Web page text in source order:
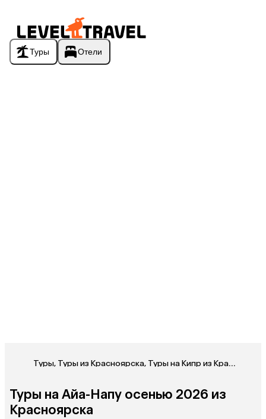
Туры Отели
Туры, Туры из Красноярска, Туры на Кипр из Красноярска
Туры на Айа-Напу осенью 2026 из
Красноярска